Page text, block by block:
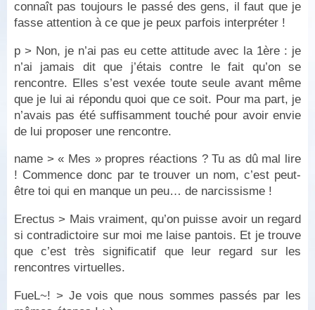
connaît pas toujours le passé des gens, il faut que je
fasse attention à ce que je peux parfois interpréter !
p > Non, je n’ai pas eu cette attitude avec la 1ère : je
n’ai jamais dit que j’étais contre le fait qu’on se
rencontre. Elles s’est vexée toute seule avant même
que je lui ai répondu quoi que ce soit. Pour ma part, je
n’avais pas été suffisamment touché pour avoir envie
de lui proposer une rencontre.
name > « Mes » propres réactions ? Tu as dû mal lire
! Commence donc par te trouver un nom, c’est peut-
être toi qui en manque un peu… de narcissisme !
Erectus > Mais vraiment, qu’on puisse avoir un regard
si contradictoire sur moi me laise pantois. Et je trouve
que c’est très significatif que leur regard sur les
rencontres virtuelles.
FueL~! > Je vois que nous sommes passés par les